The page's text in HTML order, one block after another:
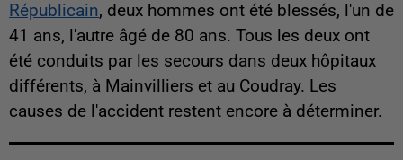
Républicain, deux hommes ont été blessés, l'un de
41 ans, l'autre âgé de 80 ans. Tous les deux ont
été conduits par les secours dans deux hôpitaux
différents, à Mainvilliers et au Coudray. Les
causes de l'accident restent encore à déterminer.